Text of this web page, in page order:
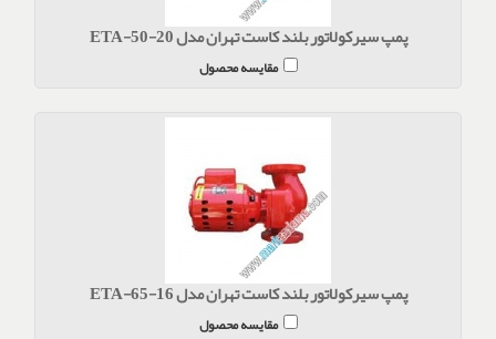
پمپ سیرکولاتور بلند کاست تهران مدل ETA-50-20
مقایسه محصول
پمپ سیرکولاتور بلند کاست تهران مدل ETA-65-16
مقایسه محصول